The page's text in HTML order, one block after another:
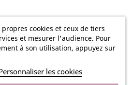
cookies et ceux de tiers
et mesurer l'audience. Pour
à son utilisation, appuyez sur
les cookies
avec une broderie au
ainsi unique et spécial. Que
naissance, un anniversaire ou
ce doudou devient un objet